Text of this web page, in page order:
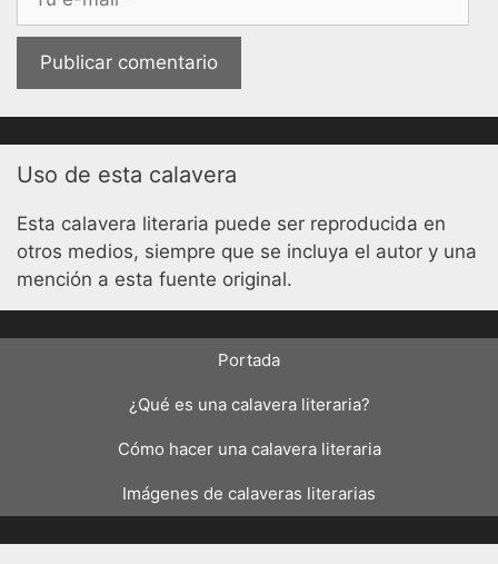
electrónico
Uso de esta calavera
Esta calavera literaria puede ser reproducida en
otros medios, siempre que se incluya el autor y una
mención a esta fuente original.
Portada
¿Qué es una calavera literaria?
Cómo hacer una calavera literaria
Imágenes de calaveras literarias